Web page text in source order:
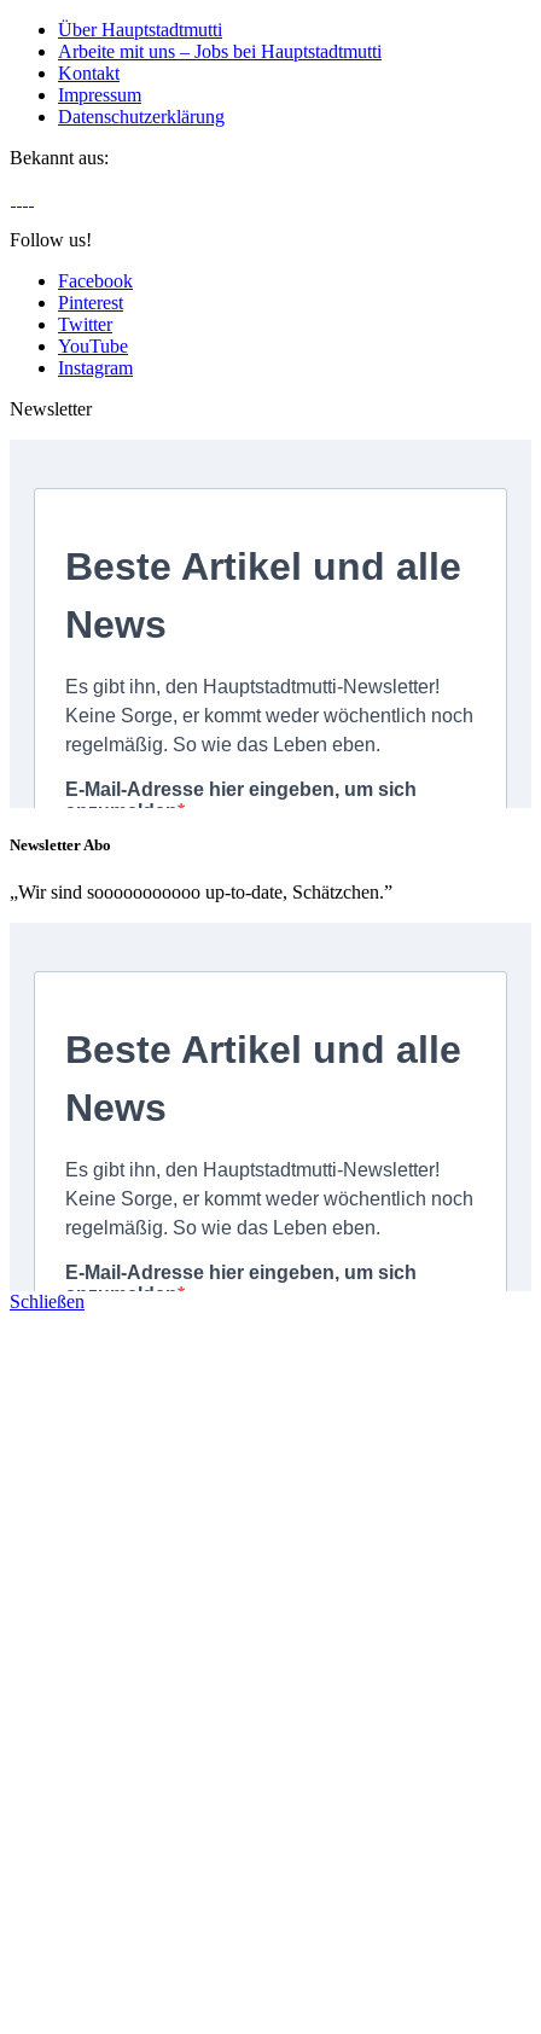
Über Hauptstadtmutti
Arbeite mit uns – Jobs bei Hauptstadtmutti
Kontakt
Impressum
Datenschutzerklärung
Bekannt aus:
Follow us!
Facebook
Pinterest
Twitter
YouTube
Instagram
Newsletter
Newsletter Abo
„Wir sind sooooooooooo up-to-date, Schätzchen.”
Schließen